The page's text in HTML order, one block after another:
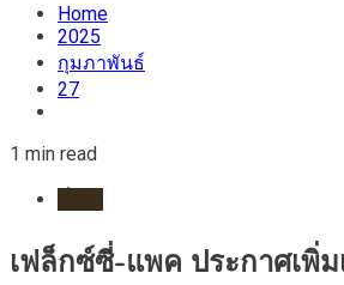
Home
2025
กุมภาพันธ์
27
1 min read
เฟล็กซ์ซี่-แพค ประกาศเพิ่